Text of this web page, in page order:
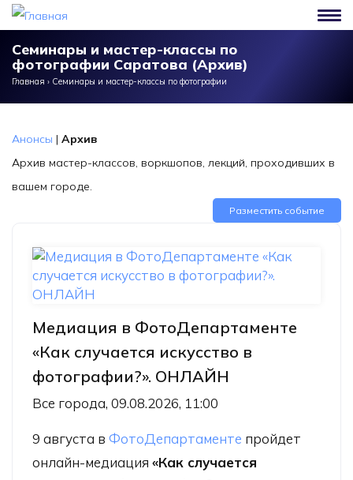
Перейти к основному содержанию
Семинары и мастер-классы по
фотографии Саратова (Архив)
Главная › Семинары и мастер-классы по фотографии
Анонсы | Архив
Архив мастер-классов, воркшопов, лекций, проходивших в
вашем городе.
Разместить событие
Медиация в ФотоДепартаменте
«Как случается искусство в
фотографии?». ОНЛАЙН
Все города, 09.08.2026, 11:00
9 августа в ФотоДепартаменте пройдет
онлайн-медиация «Как случается